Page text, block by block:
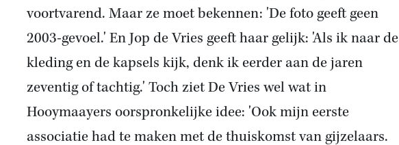
voortvarend. Maar ze moet bekennen: 'De foto geeft geen
2003-gevoel.' En Jop de Vries geeft haar gelijk: 'Als ik naar de
kleding en de kapsels kijk, denk ik eerder aan de jaren
zeventig of tachtig.' Toch ziet De Vries wel wat in
Hooymaayers oorspronkelijke idee: 'Ook mijn eerste
associatie had te maken met de thuiskomst van gijzelaars.